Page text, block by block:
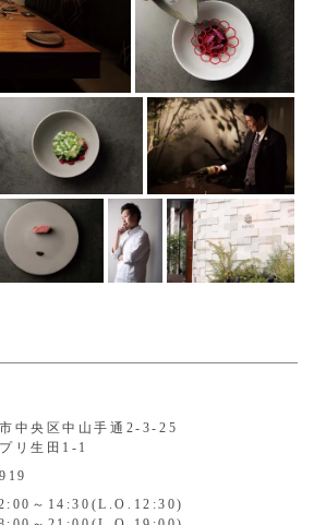
中央区中山手通2-3-25
リ生田1-1
～14:30(L.O.12:30)